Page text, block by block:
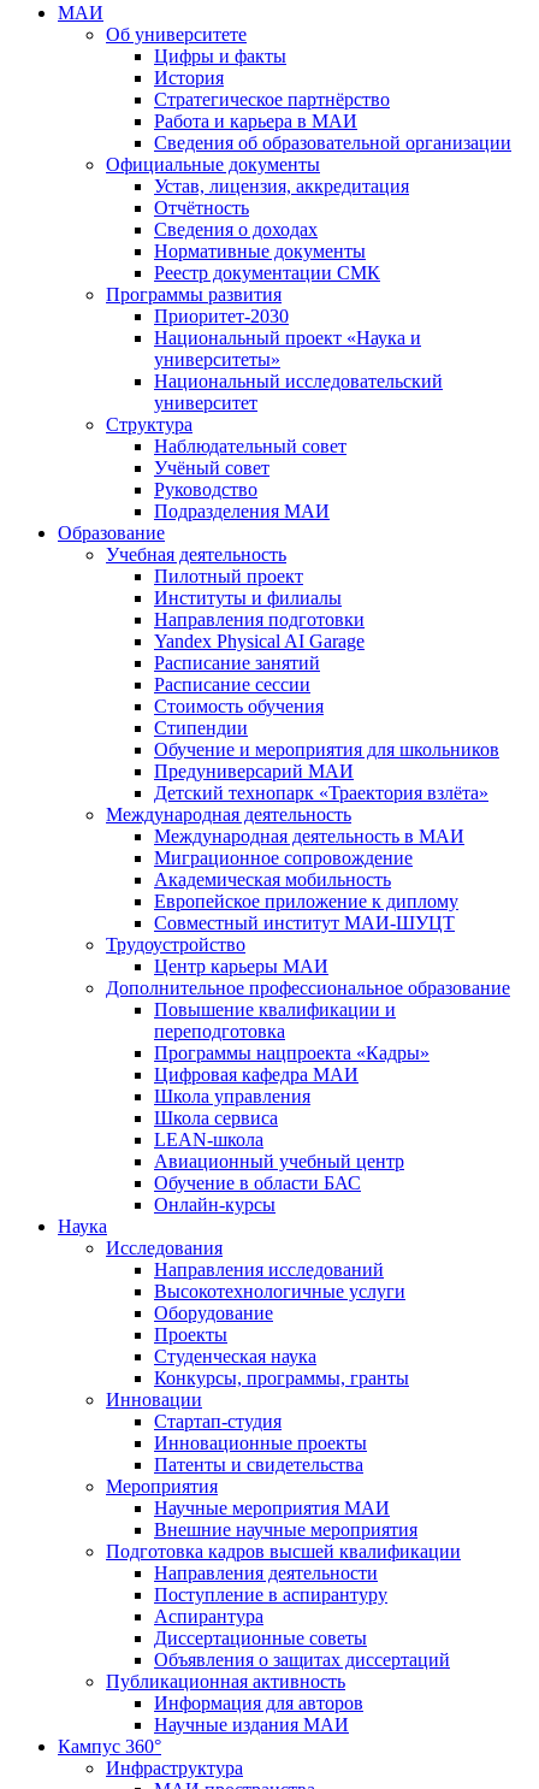
МАИ
Об университете
Цифры и факты
История
Стратегическое партнёрство
Работа и карьера в МАИ
Сведения об образовательной организации
Официальные документы
Устав, лицензия, аккредитация
Отчётность
Сведения о доходах
Нормативные документы
Реестр документации СМК
Программы развития
Приоритет-2030
Национальный проект «Наука и
университеты»
Национальный исследовательский
университет
Структура
Наблюдательный совет
Учёный совет
Руководство
Подразделения МАИ
Образование
Учебная деятельность
Пилотный проект
Институты и филиалы
Направления подготовки
Yandex Physical AI Garage
Расписание занятий
Расписание сессии
Стоимость обучения
Стипендии
Обучение и мероприятия для школьников
Предуниверсарий МАИ
Детский технопарк «Траектория взлёта»
Международная деятельность
Международная деятельность в МАИ
Миграционное сопровождение
Академическая мобильность
Европейское приложение к диплому
Совместный институт МАИ-ШУЦТ
Трудоустройство
Центр карьеры МАИ
Дополнительное профессиональное образование
Повышение квалификации и
переподготовка
Программы нацпроекта «Кадры»
Цифровая кафедра МАИ
Школа управления
Школа сервиса
LEAN-школа
Авиационный учебный центр
Обучение в области БАС
Онлайн-курсы
Наука
Исследования
Направления исследований
Высокотехнологичные услуги
Оборудование
Проекты
Студенческая наука
Конкурсы, программы, гранты
Инновации
Стартап-студия
Инновационные проекты
Патенты и свидетельства
Мероприятия
Научные мероприятия МАИ
Внешние научные мероприятия
Подготовка кадров высшей квалификации
Направления деятельности
Поступление в аспирантуру
Аспирантура
Диссертационные советы
Объявления о защитах диссертаций
Публикационная активность
Информация для авторов
Научные издания МАИ
Кампус 360°
Инфраструктура